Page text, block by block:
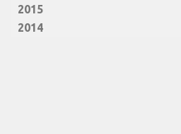
2015
2014